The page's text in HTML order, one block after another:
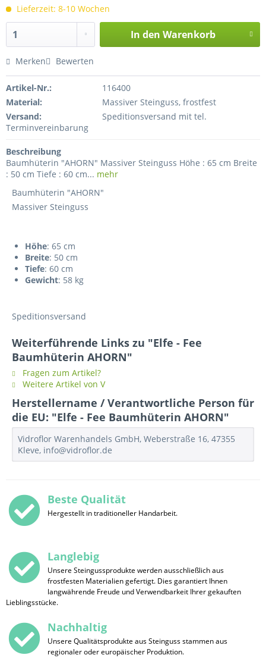
Lieferzeit: 8-10 Wochen
In den Warenkorb
Merken Bewerten
Artikel-Nr.:
116400
Material:
Massiver Steinguss, frostfest
Versand:
Speditionsversand mit tel.
Terminvereinbarung
Beschreibung
Baumhüterin "AHORN" Massiver Steinguss Höhe : 65 cm Breite
: 50 cm Tiefe : 60 cm... mehr
Baumhüterin "AHORN"
Massiver Steinguss
Höhe: 65 cm
Breite: 50 cm
Tiefe: 60 cm
Gewicht: 58 kg
Speditionsversand
Weiterführende Links zu "Elfe - Fee
Baumhüterin AHORN"
Fragen zum Artikel?
Weitere Artikel von V
Herstellername / Verantwortliche Person für
die EU: "Elfe - Fee Baumhüterin AHORN"
Vidroflor Warenhandels GmbH, Weberstraße 16, 47355
Kleve, info@vidroflor.de
Beste Qualität
Hergestellt in traditioneller Handarbeit.
Langlebig
Unsere Steingussprodukte werden ausschließlich aus
frostfesten Materialien gefertigt. Dies garantiert Ihnen
langwährende Freude und Verwendbarkeit Ihrer gekauften
Lieblingsstücke.
Nachhaltig
Unsere Qualitätsprodukte aus Steinguss stammen aus
regionaler oder europäischer Produktion.